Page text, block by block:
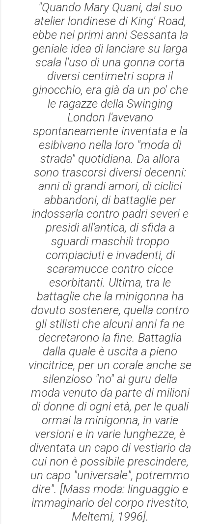
"Quando Mary Quani, dal suo
atelier londinese di King' Road,
ebbe nei primi anni Sessanta la
geniale idea di lanciare su larga
scala l'uso di una gonna corta
diversi centimetri sopra il
ginocchio, era già da un po' che
le ragazze della Swinging
London l'avevano
spontaneamente inventata e la
esibivano nella loro "moda di
strada" quotidiana. Da allora
sono trascorsi diversi decenni:
anni di grandi amori, di ciclici
abbandoni, di battaglie per
indossarla contro padri severi e
presidi all'antica, di sfida a
sguardi maschili troppo
compiaciuti e invadenti, di
scaramucce contro cicce
esorbitanti. Ultima, tra le
battaglie che la minigonna ha
dovuto sostenere, quella contro
gli stilisti che alcuni anni fa ne
decretarono la fine. Battaglia
dalla quale è uscita a pieno
vincitrice, per un corale anche se
silenzioso "no" ai guru della
moda venuto da parte di milioni
di donne di ogni età, per le quali
ormai la minigonna, in varie
versioni e in varie lunghezze, è
diventata un capo di vestiario da
cui non è possibile prescindere,
un capo "universale", potremmo
dire". [Mass moda: linguaggio e
immaginario del corpo rivestito,
Meltemi, 1996].